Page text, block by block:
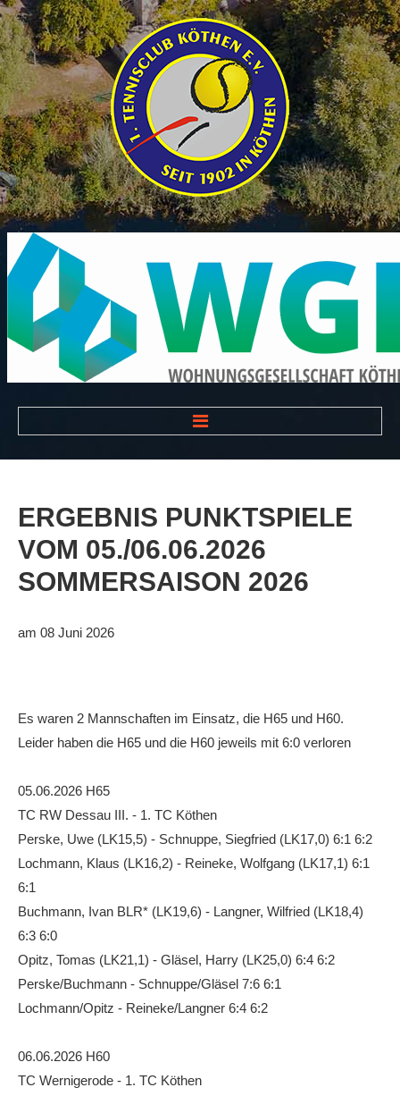
VEREIN
Der Vorstand
Das Clubhaus
Bespannungsservice
Die Sponsoren
MANNSCHAFTEN
Punktspiele
Punktspiele Wintersaison 2025/2026
Erwachsene
Jugend
Trainingszeiten
Trainer
ERGEBNIS PUNKTSPIELE
VOM 05./06.06.2026
SOMMERSAISON 2026
am 08 Juni 2026
Es waren 2 Mannschaften im Einsatz, die H65 und H60.
Leider haben die H65 und die H60 jeweils mit 6:0 verloren
05.06.2026 H65
TC RW Dessau III. - 1. TC Köthen
Perske, Uwe (LK15,5) - Schnuppe, Siegfried (LK17,0) 6:1 6:2
Lochmann, Klaus (LK16,2) - Reineke, Wolfgang (LK17,1) 6:1
6:1
Buchmann, Ivan BLR* (LK19,6) - Langner, Wilfried (LK18,4)
6:3 6:0
Opitz, Tomas (LK21,1) - Gläsel, Harry (LK25,0) 6:4 6:2
Perske/Buchmann - Schnuppe/Gläsel 7:6 6:1
Lochmann/Opitz - Reineke/Langner 6:4 6:2
06.06.2026 H60
TC Wernigerode - 1. TC Köthen